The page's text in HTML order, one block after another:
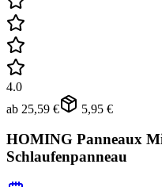
4.0
ab 25,59 € 5,95 €
HOMING Panneaux
Schlaufenpanneau